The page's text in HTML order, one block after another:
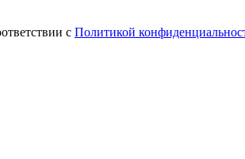
с Политикой